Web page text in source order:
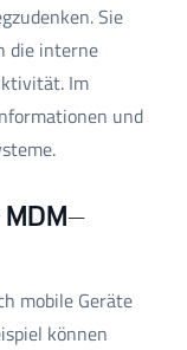
Sie
die interne
Im
und
mobile Geräte
können